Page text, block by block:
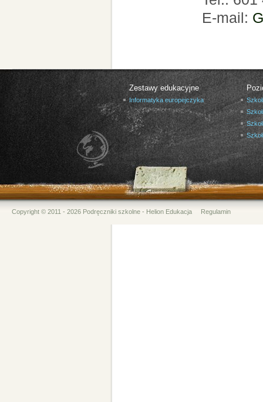
E-mail:
Zestawy edukacyjne
Informatyka europejczyka
Copyright © 2011 - 2026 Podręczniki szkolne - Helion Edukacja Regulamin